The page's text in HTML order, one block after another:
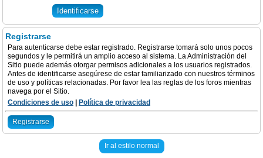
Registrarse
Para autenticarse debe estar registrado. Registrarse tomará solo unos pocos
segundos y le permitirá un amplio acceso al sistema. La Administración del
Sitio puede además otorgar permisos adicionales a los usuarios registrados.
Antes de identificarse asegúrese de estar familiarizado con nuestros términos
de uso y políticas relacionadas. Por favor lea las reglas de los foros mientras
navega por el Sitio.
Condiciones de uso
Política de privacidad
Registrarse
Ir al estilo normal